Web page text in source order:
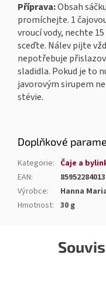
Příprava:Obsah
promíchejte. 1
vroucí vody, nechte
sceďte. Nálev pijte
nepotřebuje
sladidla. Pokud je to
javorovým sirupem
stévie.
Doplňkové
Kategorie: Čaje a
EAN:
Výrobce:
Hanna
Hmotnost: 30 g